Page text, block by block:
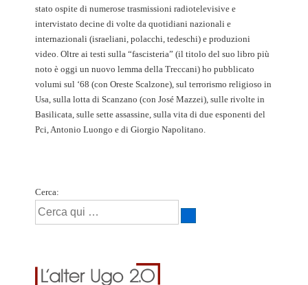
stato ospite di numerose trasmissioni radiotelevisive e
intervistato decine di volte da quotidiani nazionali e
internazionali (israeliani, polacchi, tedeschi) e produzioni
video. Oltre ai testi sulla “fascisteria” (il titolo del suo libro più
noto è oggi un nuovo lemma della Treccani) ho pubblicato
volumi sul ‘68 (con Oreste Scalzone), sul terrorismo religioso in
Usa, sulla lotta di Scanzano (con José Mazzei), sulle rivolte in
Basilicata, sulle sette assassine, sulla vita di due esponenti del
Pci, Antonio Luongo e di Giorgio Napolitano.
Cerca: